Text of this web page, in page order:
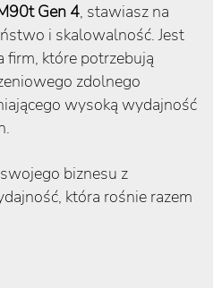
Gen 4, stawiasz na
i skalowalność. Jest
firm, które potrzebują
zdolnego
wysoką wydajność
biznesu z
która rośnie razem